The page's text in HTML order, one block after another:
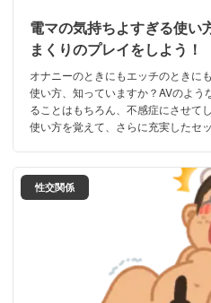
電マの気持ちよすぎる使い
まくりのプレイをしよう！
オナニーのときにもエッチのときに
使い方、知っていますか？AVのよ
ることはもちろん、不感症にさせて
使い方を覚えて、さらに充実したセ
性交関係